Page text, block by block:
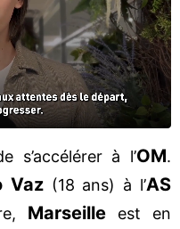
s’accélérer à l’OM.
Vaz(18 ans) à l’AS
Marseilleest en